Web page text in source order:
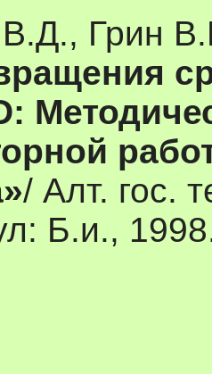
В.Д., Грин
/ Алт. гос.
Б.и.,